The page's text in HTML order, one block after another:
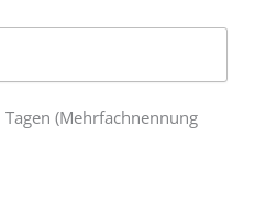
(Mehrfachnennung